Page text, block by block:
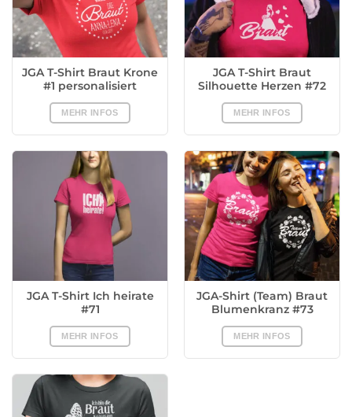
JGA T-Shirt Braut Krone
#1 personalisiert
MEHR INFOS
JGA T-Shirt Braut
Silhouette Herzen #72
MEHR INFOS
JGA T-Shirt Ich heirate
#71
MEHR INFOS
JGA-Shirt (Team) Braut
Blumenkranz #73
MEHR INFOS